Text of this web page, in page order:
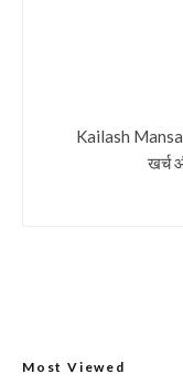
Kailash
खर्च
Most Viewed